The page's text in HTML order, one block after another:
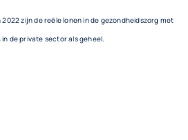
zijn de reële lonen in de gezondheidszorg met
de private sector als geheel.